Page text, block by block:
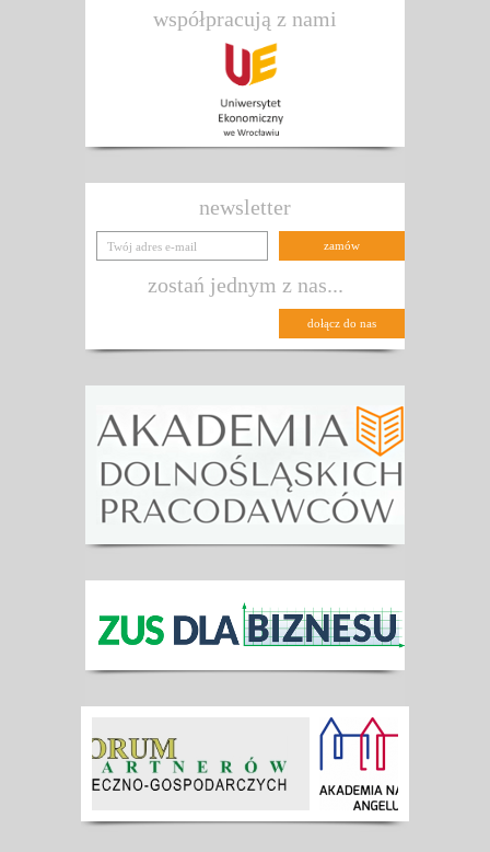
współpracują z nami
newsletter
zostań jednym z nas...